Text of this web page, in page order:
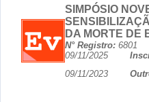
SIMPÓSIO
DA MORTE DE
N° Registro:
09/11/2025
09/11/2023